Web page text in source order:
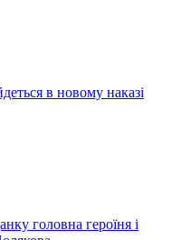
в новому наказі
головна героїня і